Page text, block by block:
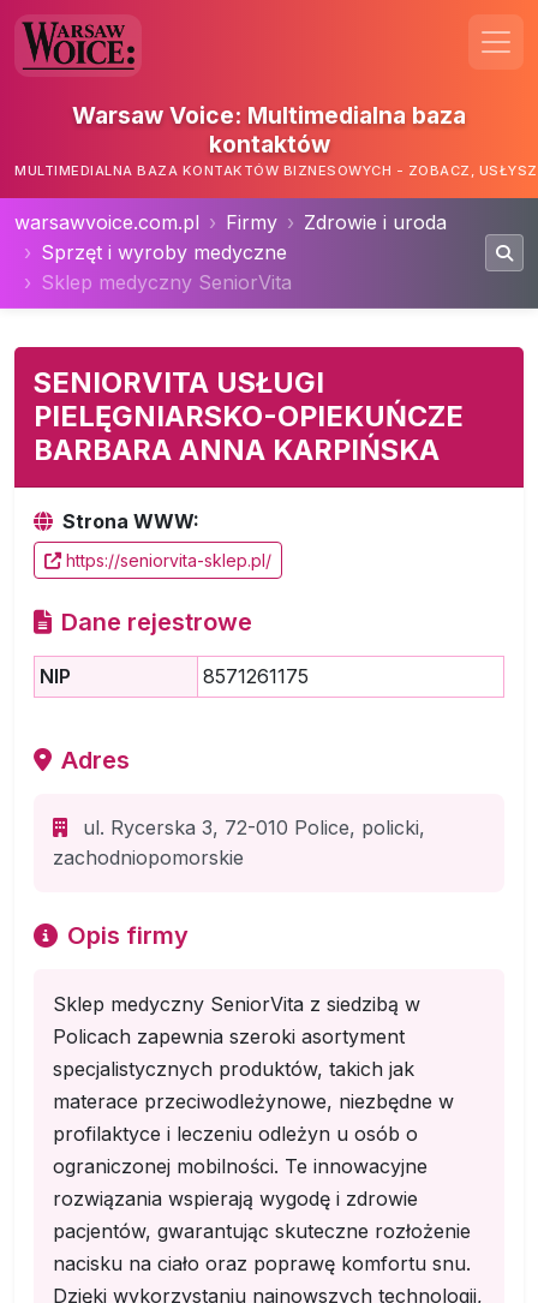
Warsaw Voice: Multimedialna baza
kontaktów
MULTIMEDIALNA BAZA KONTAKTÓW BIZNESOWYCH - ZOBACZ,
warsawvoice.com.pl Firmy
Zdrowie i uroda
Sprzęt i wyroby medyczne
Sklep medyczny SeniorVita
SENIORVITA USŁUGI
PIELĘGNIARSKO-OPIEKUŃCZE
BARBARA ANNA KARPIŃSKA
Strona WWW:
https://seniorvita-sklep.pl/
Dane rejestrowe
NIP 8571261175
Adres
ul. Rycerska 3, 72-010 Police, policki,
zachodniopomorskie
Opis firmy
Sklep medyczny SeniorVita z siedzibą w
Policach zapewnia szeroki asortyment
specjalistycznych produktów, takich jak
materace przeciwodleżynowe, niezbędne w
profilaktyce i leczeniu odleżyn u osób o
ograniczonej mobilności. Te innowacyjne
rozwiązania wspierają wygodę i zdrowie
pacjentów, gwarantując skuteczne rozłożenie
nacisku na ciało oraz poprawę komfortu snu.
Dzięki wykorzystaniu najnowszych technologii,